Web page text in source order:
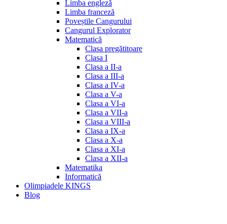
Limba engleză
Limba franceză
Poveștile Cangurului
Cangurul Explorator
Matematică
Clasa pregătitoare
Clasa I
Clasa a II-a
Clasa a III-a
Clasa a IV-a
Clasa a V-a
Clasa a VI-a
Clasa a VII-a
Clasa a VIII-a
Clasa a IX-a
Clasa a X-a
Clasa a XI-a
Clasa a XII-a
Matematika
Informatică
Olimpiadele KINGS
Blog